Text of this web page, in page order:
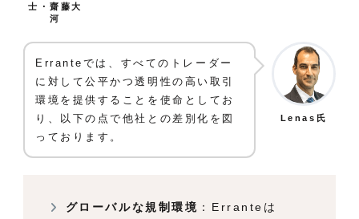
士・齋藤大
河
Erranteでは、すべてのトレーダー
に対して公平かつ透明性の高い取引
環境を提供することを使命としてお
り、以下の点で他社との差別化を図
っております。
Lenas氏
グローバルな規制環境 ：Erranteは